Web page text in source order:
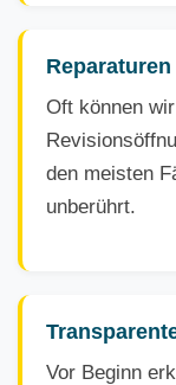
Oft können
den meisten
unberührt.
Vor Beginn